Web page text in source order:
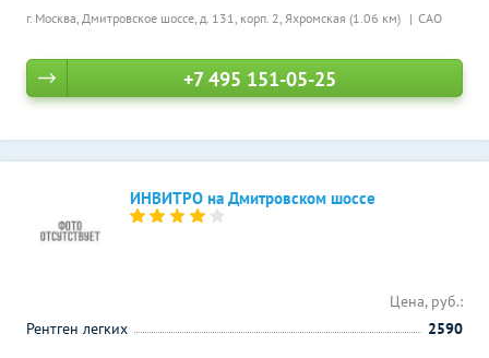
г. Москва, Дмитровское шоссе, д. 131, корп. 2, Яхромская (1.06 км) САО
+7 495 151-05-25
ИНВИТРО на Дмитровском шоссе
Цена, руб.:
Рентген легких
2590